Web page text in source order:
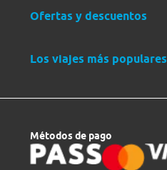
Ofertas y descuentos
Los viajes más populares
Métodos de pago